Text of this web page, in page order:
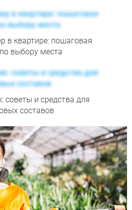
в квартире: пошаговая
выбору места
советы и средства для
составов